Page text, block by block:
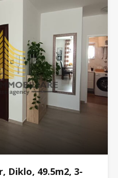
Diklo, 49.5m2, 3-